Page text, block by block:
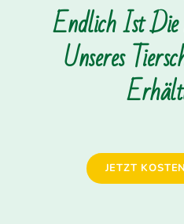
Endlich Ist Die
Unseres
JETZT